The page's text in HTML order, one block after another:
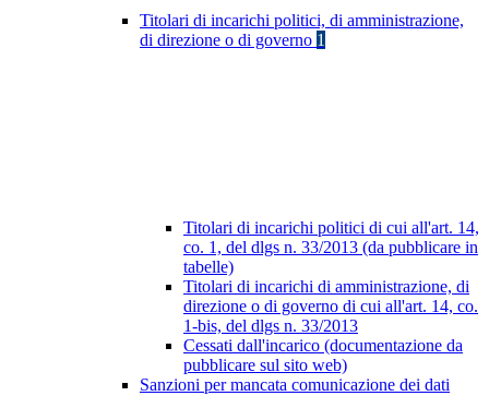
Titolari di incarichi politici, di amministrazione,
di direzione o di governo 1
Titolari di incarichi politici di cui all'art. 14,
co. 1, del dlgs n. 33/2013 (da pubblicare in
tabelle)
Titolari di incarichi di amministrazione, di
direzione o di governo di cui all'art. 14, co.
1-bis, del dlgs n. 33/2013
Cessati dall'incarico (documentazione da
pubblicare sul sito web)
Sanzioni per mancata comunicazione dei dati